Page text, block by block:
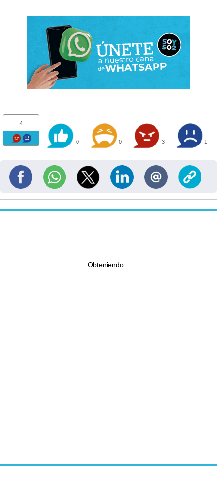
4
0 0 3 1
Obteniendo...